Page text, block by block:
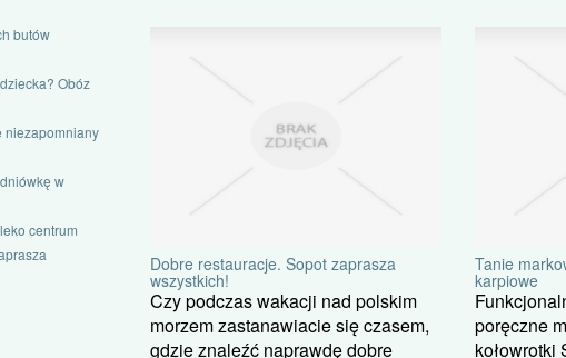
butów
Obóz
niezapomniany
w
centrum
Dobre restauracje. Sopot zaprasza
wszystkich!
Czy podczas wakacji nad polskim
morzem zastanawiacie się czasem,
gdzie znaleźć naprawdę dobre
Tanie
karpiowe
poręczne
kołowrotki